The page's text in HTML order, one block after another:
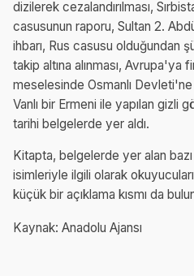
dizilerek cezalandırılması,
casusunun raporu, Sultan 2.
ihbarı, Rus casusu olduğundan
takip altına alınması, Avrupa'ya
meselesinde Osmanlı
Vanlı bir Ermeni ile yapılan gizli
tarihi belgelerde yer aldı.
Kitapta, belgelerde yer alan
isimleriyle ilgili olarak
küçük bir açıklama kısmı da
Kaynak: Anadolu Ajansı